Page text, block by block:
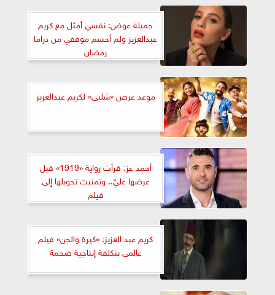
جميلة عوض: نفسي أمثل مع كريم
عبدالعزيز ولم أحسم موقفي من دراما
رمضان
موعد عرض «شلبى» لكريم عبدالعزيز
أحمد عز: قرأت رواية «1919» قبل
عرضها عليّ.. وتمنيت تحويلها إلى
فيلم
كريم عبد العزيز: «كيرة والجن» فيلم
عالمى بتكلفة إنتاجية ضخمة